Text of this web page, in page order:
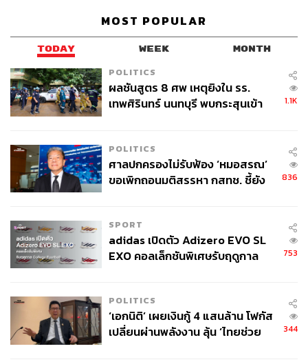
เกรดของคู่แข่งไม่เวิร์ก แต่ปีนี้ไม่ใช่แบบนั้น เพราะทีม
ต้องการการอัปเกรดครั้งนี้เพื่อกลับมาสู่เส้นทางที่ถูกต้อง
หากกล่าวโดยสรุป อาจพูดได้ว่า ความยอดเยี่ยมของ วิลเลียม
ส์ ในปัจจุบันไม่ได้มาจากความมหัศจรรย์ในสนามแข่ง แต่มา
จาก การปฏิรูปกระบวนการทำงานภายในอย่างเป็นระบบ
ในทุกขั้นตอน
ซึ่งทั้งหมดนี้ถูกเจมส์ วาวล์ส สร้างขึ้นอย่างเป็นระบบ และมอง
ไม่เห็นด้วยตาเปล่าในการแข่งขัน แต่มันก็กลายเป็นรากฐานที่
ที่ทีมจะกลับมาเป็นมหาอำนาจในวงการ F1 ได้อีกครั้ง
อ้างอิง
https://www.the-race.com/formula-1/why-williams-is-s
https://www.nytimes.com/athletic/6473647/2025/07/0
5/williams-f1-history-frank-williams/
https://www.motorsport.com/f1/news/we-dont-need-to
MOST POPULAR
TODAY WEEK MONTH
POLITICS
ผลชันสูตร 8 ศพ เหตุยิงใน รร.
เทพศิรินทร์ นนทบุรี พบกระสุนเข้า
1.1K
POLITICS
ศาลปกครองไม่รับฟ้อง ‘หมอสรณ’
ขอเพิกถอนมติสรรหา กสทช. ชี้ยัง
836
SPORT
adidas เปิดตัว Adizero EVO SL
EXO คอลเล็กชันพิเศษรับฤดูกาล
753
POLITICS
‘เอกนิติ’ เผยเงินกู้ 4 แสนล้าน โฟกัส
เปลี่ยนผ่านพลังงาน ลุ้น ‘ไทยช่วย
344